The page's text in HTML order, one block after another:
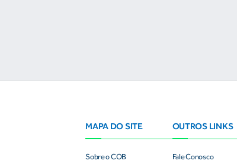
MAPA DO SITE
Sobre o COB
OUTROS LINKS
Fale Conosco